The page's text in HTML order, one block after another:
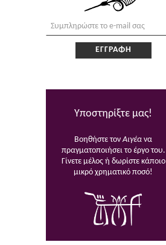
Υποστηρίξτε μας!
Βοηθήστε τονΑιγέα να
πραγματοποιήσει το έργο του.
Γίνετε μέλος ή δωρίστε κάποιο
μικρό χρηματικό ποσό!